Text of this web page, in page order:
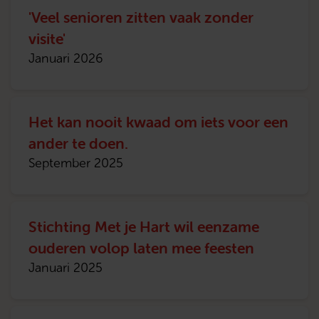
'Veel senioren zitten vaak zonder
visite'
Januari 2026
Het kan nooit kwaad om iets voor een
ander te doen.
September 2025
Stichting Met je Hart wil eenzame
ouderen volop laten mee feesten
Januari 2025